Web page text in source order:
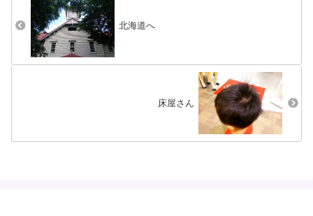
北海道へ
床屋さん